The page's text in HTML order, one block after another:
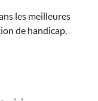
les meilleures
de handicap.